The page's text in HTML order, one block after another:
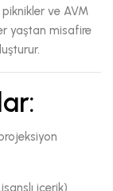
ve AVM
yaştan misafire
içerik)